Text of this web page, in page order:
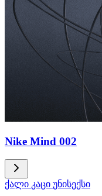
Nike Mind 002
ქალი კაცი უნისექსი